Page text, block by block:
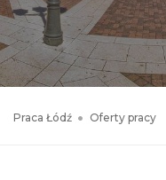
Praca Łódź Oferty pracy